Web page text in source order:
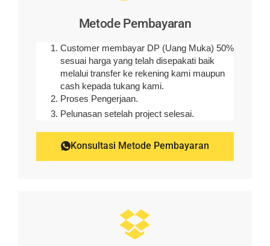
Metode Pembayaran
Customer membayar DP (Uang Muka) 50%
sesuai harga yang telah disepakati baik
melalui transfer ke rekening kami maupun
cash kepada tukang kami.
Proses Pengerjaan.
Pelunasan setelah project selesai.
Konsultasi Metode Pembayaran